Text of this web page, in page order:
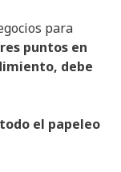
para
puntos en
debe
todo el papeleo